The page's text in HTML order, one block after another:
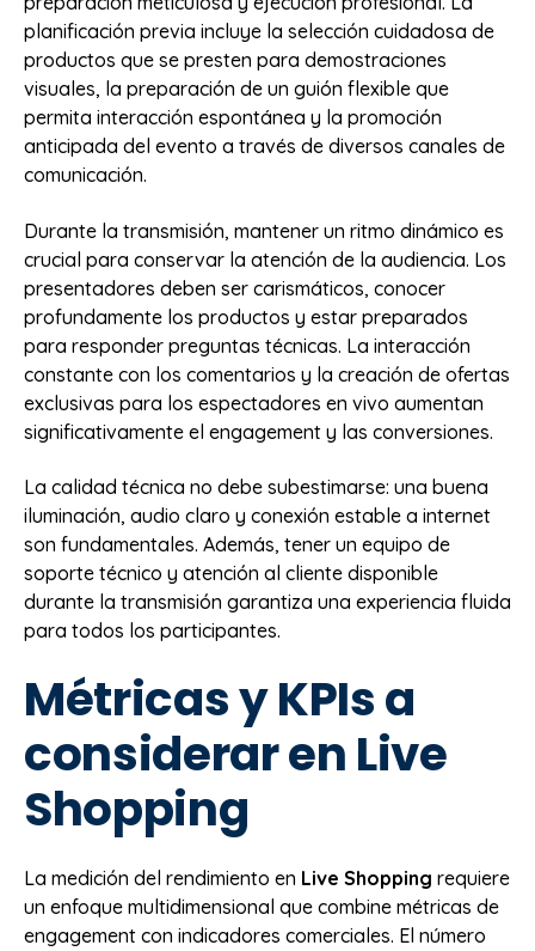
planificación previa incluye la selección cuidadosa de
productos que se presten para demostraciones
visuales, la preparación de un guión flexible que
permita interacción espontánea y la promoción
anticipada del evento a través de diversos canales de
comunicación.
Durante la transmisión, mantener un ritmo dinámico es
crucial para conservar la atención de la audiencia. Los
presentadores deben ser carismáticos, conocer
profundamente los productos y estar preparados
para responder preguntas técnicas. La interacción
constante con los comentarios y la creación de ofertas
exclusivas para los espectadores en vivo aumentan
significativamente el engagement y las conversiones.
La calidad técnica no debe subestimarse: una buena
iluminación, audio claro y conexión estable a internet
son fundamentales. Además, tener un equipo de
soporte técnico y atención al cliente disponible
durante la transmisión garantiza una experiencia fluida
para todos los participantes.
Métricas y KPIs a
considerar en Live
Shopping
La medición del rendimiento en Live Shopping requiere
un enfoque multidimensional que combine métricas de
engagement con indicadores comerciales. El número